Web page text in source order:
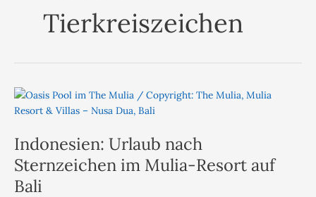
Tierkreiszeichen
Indonesien: Urlaub nach
Sternzeichen im Mulia-Resort auf
Bali